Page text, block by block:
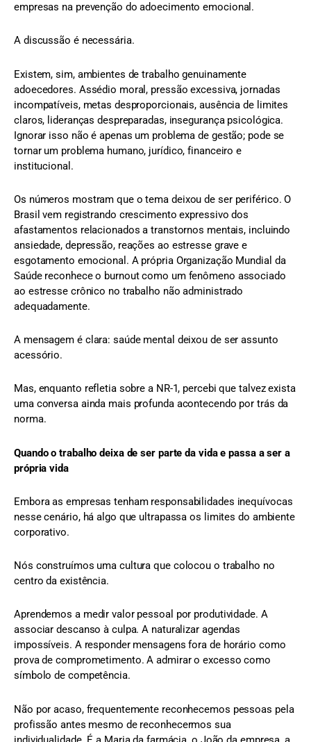
empresas na prevenção do adoecimento emocional.
A discussão é necessária.
Existem, sim, ambientes de trabalho genuinamente
adoecedores. Assédio moral, pressão excessiva, jornadas
incompatíveis, metas desproporcionais, ausência de limites
claros, lideranças despreparadas, insegurança psicológica.
Ignorar isso não é apenas um problema de gestão; pode se
tornar um problema humano, jurídico, financeiro e
institucional.
Os números mostram que o tema deixou de ser periférico. O
Brasil vem registrando crescimento expressivo dos
afastamentos relacionados a transtornos mentais, incluindo
ansiedade, depressão, reações ao estresse grave e
esgotamento emocional. A própria Organização Mundial da
Saúde reconhece o burnout como um fenômeno associado
ao estresse crônico no trabalho não administrado
adequadamente.
A mensagem é clara: saúde mental deixou de ser assunto
acessório.
Mas, enquanto refletia sobre a NR-1, percebi que talvez exista
uma conversa ainda mais profunda acontecendo por trás da
norma.
Quando o trabalho deixa de ser parte da vida e passa a ser a
própria vida
Embora as empresas tenham responsabilidades inequívocas
nesse cenário, há algo que ultrapassa os limites do ambiente
corporativo.
Nós construímos uma cultura que colocou o trabalho no
centro da existência.
Aprendemos a medir valor pessoal por produtividade. A
associar descanso à culpa. A naturalizar agendas
impossíveis. A responder mensagens fora de horário como
prova de comprometimento. A admirar o excesso como
símbolo de competência.
Não por acaso, frequentemente reconhecemos pessoas pela
profissão antes mesmo de reconhecermos sua